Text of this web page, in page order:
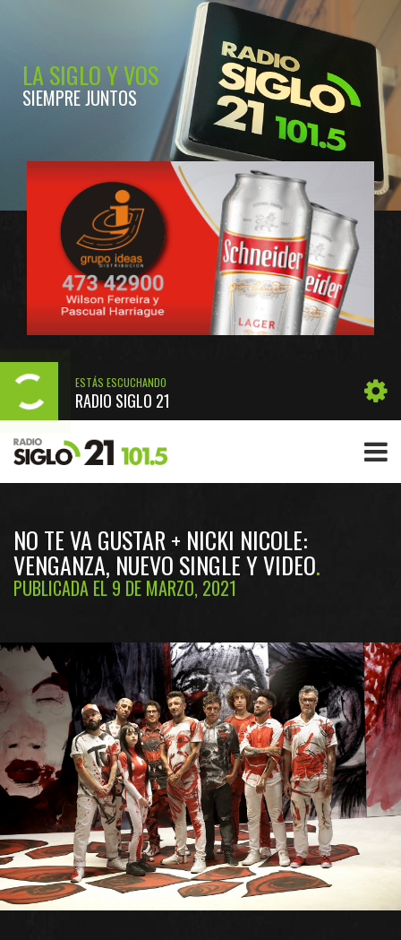
LA SIGLO Y VOS
SIEMPRE JUNTOS
ESTÁS ESCUCHANDO
RADIO SIGLO 21
NO TE VA GUSTAR + NICKI NICOLE:
VENGANZA, NUEVO SINGLE Y VIDEO
PUBLICADA EL 9 DE MARZO, 2021